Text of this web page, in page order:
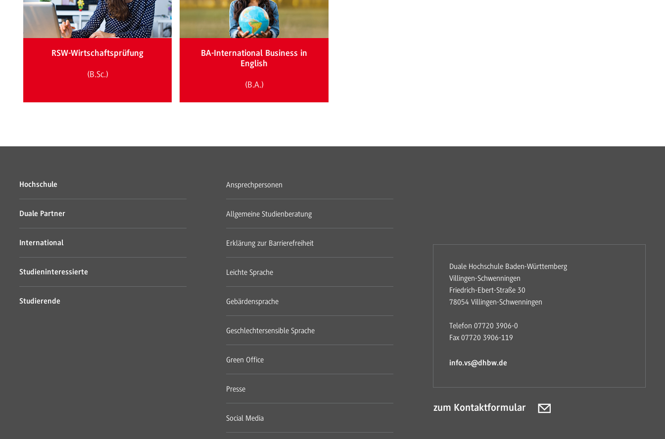
RSW-Wirtschaftsprüfung
(B.Sc.)
BA-International Business in
English
(B.A.)
Hochschule
Duale Partner
International
Studieninteressierte
Studierende
Ansprechpersonen
Allgemeine Studienberatung
Erklärung zur Barrierefreiheit
Leichte Sprache
Gebärdensprache
Geschlechtersensible Sprache
Green Office
Presse
Social Media
Duale Hochschule Baden-Württemberg
Villingen-Schwenningen
Friedrich-Ebert-Straße 30
78054 Villingen-Schwenningen
Telefon 07720 3906-0
Fax 07720 3906-119
info.vs@dhbw.de
zum Kontaktformular